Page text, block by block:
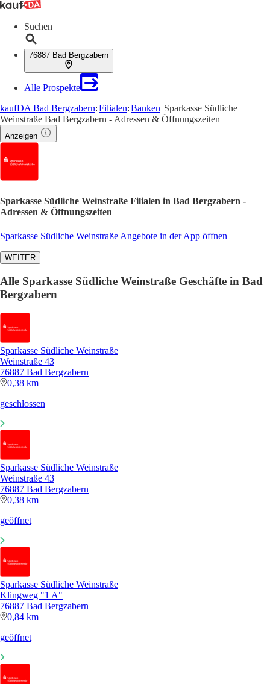
Suchen
76887 Bad Bergzabern
Alle Prospekte
kaufDA Bad Bergzabern Filialen Banken Sparkasse Südliche
Weinstraße Bad Bergzabern - Adressen & Öffnungszeiten
Anzeigen
Sparkasse Südliche Weinstraße Filialen in Bad Bergzabern -
Adressen & Öffnungszeiten
Sparkasse Südliche Weinstraße Angebote in der App öffnen
WEITER
Alle Sparkasse Südliche Weinstraße Geschäfte in Bad
Bergzabern
Sparkasse Südliche Weinstraße
Weinstraße 43
76887 Bad Bergzabern
0,38 km
geschlossen
Sparkasse Südliche Weinstraße
Weinstraße 43
76887 Bad Bergzabern
0,38 km
geöffnet
Sparkasse Südliche Weinstraße
Klingweg "1 A"
76887 Bad Bergzabern
0,84 km
geöffnet